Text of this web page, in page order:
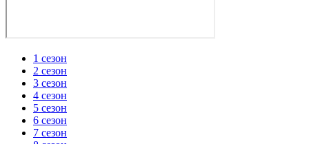
1 сезон
2 сезон
3 сезон
4 сезон
5 сезон
6 сезон
7 сезон